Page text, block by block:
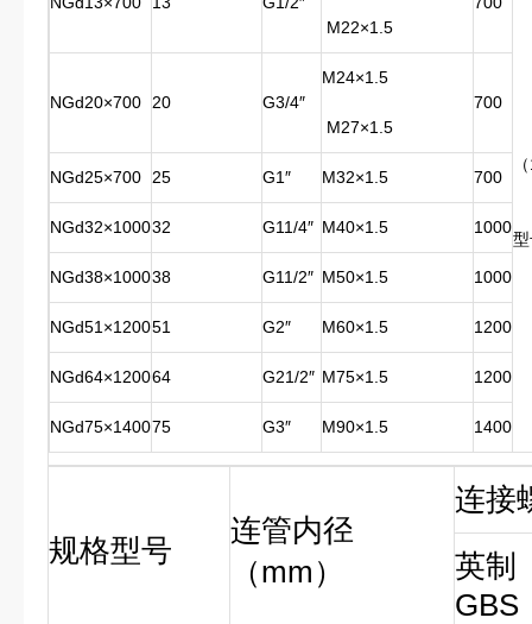
M22×1.5
NGd20×700 20 G3/4″
M24×1.5
M27×1.5
700
NGd25×700 25 G1″ M32×1.5 700
NGd32×100032 G11/4″ M40×1.5 1000
NGd38×100038 G11/2″ M50×1.5 1000
NGd51×120051 G2″ M60×1.5 1200
NGd64×120064 G21/2″ M75×1.5 1200
NGd75×140075 G3″ M90×1.5 1400
规格型号
连管内径
（mm）
连接
英制
GBS